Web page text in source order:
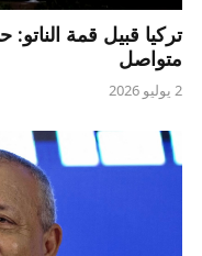
تركيا قبيل قمة
متواصل
2 يوليو 2026